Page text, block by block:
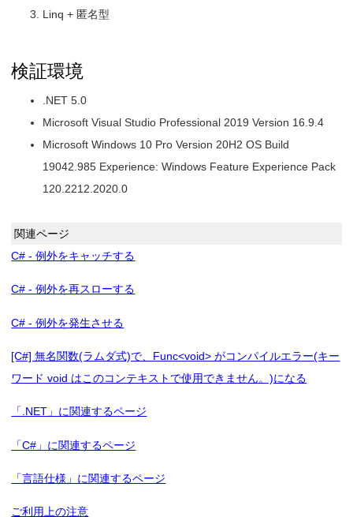
Linq + 匿名型
検証環境
.NET 5.0
Microsoft Visual Studio Professional 2019 Version 16.9.4
Microsoft Windows 10 Pro Version 20H2 OS Build
19042.985 Experience: Windows Feature Experience Pack
120.2212.2020.0
関連ページ
C# - 例外をキャッチする
C# - 例外を再スローする
C# - 例外を発生させる
[C#] 無名関数(ラムダ式)で、Func<void> がコンパイルエラー(キー
ワード void はこのコンテキストで使用できません。)になる
「.NET」に関連するページ
「C#」に関連するページ
「言語仕様」に関連するページ
ご利用上の注意